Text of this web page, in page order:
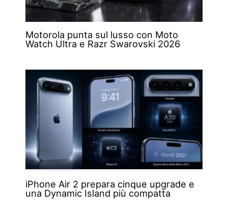
Motorola punta sul lusso con Moto
Watch Ultra e Razr Swarovski 2026
iPhone Air 2 prepara cinque upgrade e
una Dynamic Island più compatta